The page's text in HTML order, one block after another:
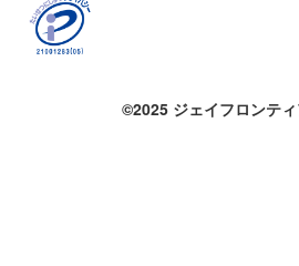
©2025 ジェイフロンテ